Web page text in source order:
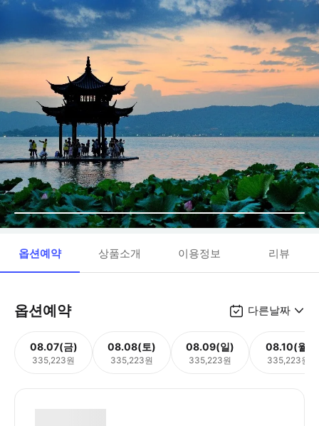
옵션예약 상품소개 이용정보 리뷰
옵션예약 다른날짜
08.07(금)
335,223원
08.08(토)
335,223원
08.09(일)
335,223원
08.10(월)
335,223원